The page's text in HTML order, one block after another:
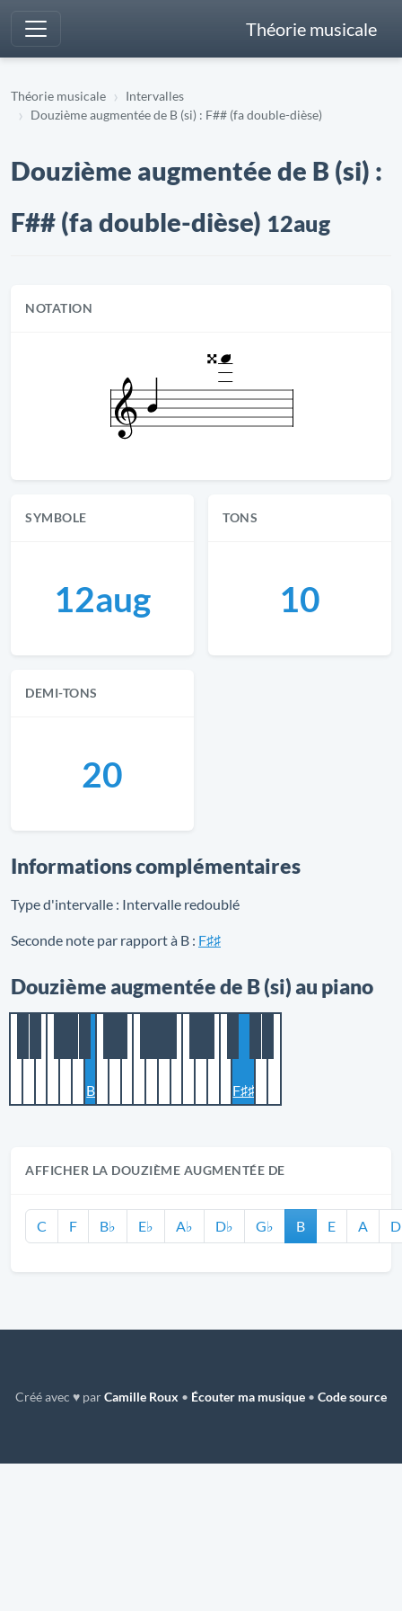
Théorie musicale
Théorie musicale
Intervalles
Douzième augmentée de B (si) : F## (fa double-dièse)
Douzième augmentée de B (si) :
F## (fa double-dièse) 12aug
NOTATION
SYMBOLE
12aug
TONS
10
DEMI-TONS
20
Informations complémentaires
Type d'intervalle : Intervalle redoublé
Seconde note par rapport à B : F♯♯
Douzième augmentée de B (si) au piano
B F♯♯
AFFICHER LA DOUZIÈME AUGMENTÉE DE
C F B♭ E♭ A♭ D♭ G♭ B E A D
Créé avec ♥ parCamille Roux • Écouter ma musique • Code source